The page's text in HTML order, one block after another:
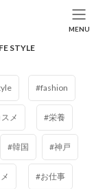
STYLE
fashion
スメ 栄養
韓国 神戸
お仕事
MENU